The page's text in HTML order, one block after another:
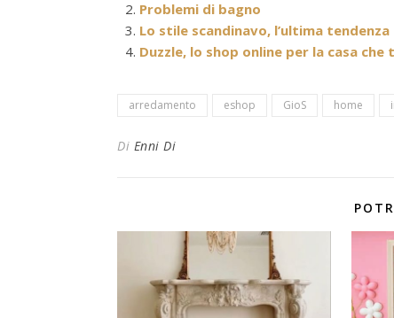
Problemi di bagno
Lo stile scandinavo, l’ultima tendenza
Duzzle, lo shop online per la casa
arredamento eshop GioS home
Di Enni Di